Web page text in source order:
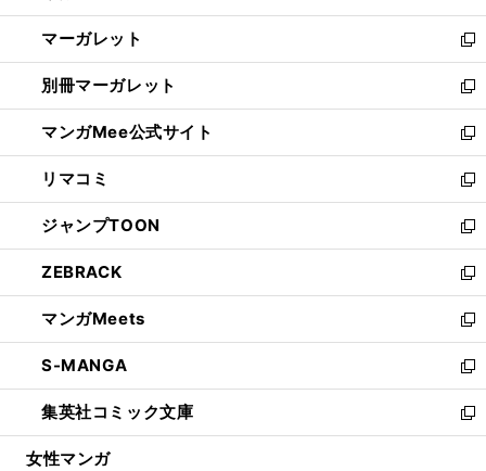
開
く
ウ
で
開
く
ン
ド
ウ
で
開
く
し
い
ウ
ィ
ン
ド
ウ
で
開
く
マーガレット
新
し
い
ウ
ィ
ン
ド
ウ
で
開
く
別冊マーガレット
新
し
い
ウ
ィ
ン
ド
ウ
で
開
く
マンガMee公式サイト
新
し
い
ウ
ィ
ン
ド
ウ
で
開
く
リマコミ
新
し
い
ウ
ィ
ン
ド
ウ
で
開
く
ジャンプTOON
新
し
い
ウ
ィ
ン
ド
ウ
で
開
ZEBRACK
新
し
い
ウ
ィ
ン
ド
ウ
マンガMeets
新
し
い
ウ
ィ
ン
S-MANGA
新
し
い
ウ
集英社コミック文庫
新
し
女性マンガ